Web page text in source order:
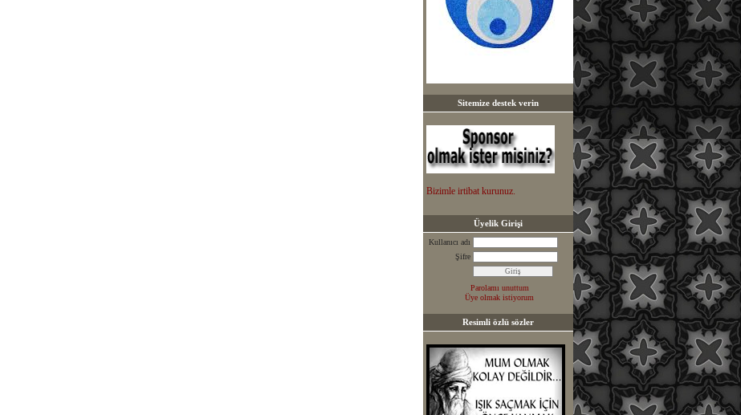
Sitemize destek verin
Bizimle irtibat kurunuz.
Üyelik Girişi
Kullanıcı adı
Şifre
Parolamı unuttum
Üye olmak istiyorum
Resimli özlü sözler